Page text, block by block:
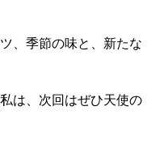
、季節の味と、新たな
は、次回はぜひ天使の